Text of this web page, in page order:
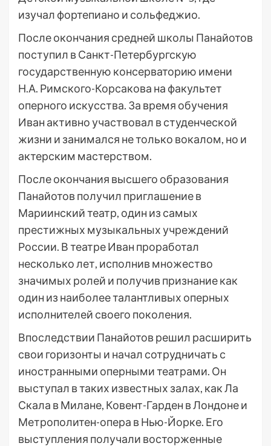
изучал фортепиано и сольфеджио.
После окончания средней школы Панайотов
поступил в Санкт-Петербургскую
государственную консерваторию имени
Н.А. Римского-Корсакова на факультет
оперного искусства. За время обучения
Иван активно участвовал в студенческой
жизни и занимался не только вокалом, но и
актерским мастерством.
После окончания высшего образования
Панайотов получил приглашение в
Мариинский театр, один из самых
престижных музыкальных учреждений
России. В театре Иван проработал
несколько лет, исполнив множество
значимых ролей и получив признание как
один из наиболее талантливых оперных
исполнителей своего поколения.
Впоследствии Панайотов решил расширить
свои горизонты и начал сотрудничать с
иностранными оперными театрами. Он
выступал в таких известных залах, как Ла
Скала в Милане, Ковент-Гарден в Лондоне и
Метрополитен-опера в Нью-Йорке. Его
выступления получали восторженные